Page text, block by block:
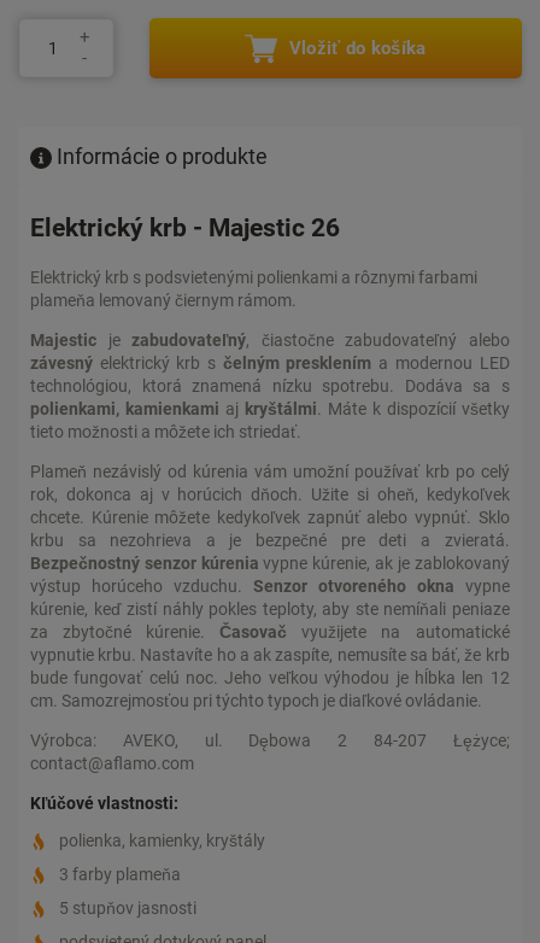
Vložiť do košíka
Informácie o produkte
Elektrický krb - Majestic 26
Elektrický krb s podsvietenými polienkami a rôznymi farbami
plameňa lemovaný čiernym rámom.
Majestic jezabudovateľný, čiastočne zabudovateľný alebo
závesný elektrický krb s čelným presklením a modernou LED
technológiou, ktorá znamená nízku spotrebu. Dodáva sa s
polienkami, kamienkami aj kryštálmi . Máte k dispozícií všetky
tieto možnosti a môžete ich striedať.
Plameň nezávislý od kúrenia vám umožní používať krb po celý
rok, dokonca aj v horúcich dňoch. Užite si oheň, kedykoľvek
chcete. Kúrenie môžete kedykoľvek zapnúť alebo vypnúť. Sklo
krbu sa nezohrieva a je bezpečné pre deti a zvieratá.
Bezpečnostný senzor kúrenia vypne kúrenie, ak je zablokovaný
výstup horúceho vzduchu. Senzor otvoreného okna vypne
kúrenie, keď zistí náhly pokles teploty, aby ste nemíňali peniaze
za zbytočné kúrenie.Časovač využijete na automatické
vypnutie krbu. Nastavíte ho a ak zaspíte, nemusíte sa báť, že krb
bude fungovať celú noc. Jeho veľkou výhodou je hĺbka len 12
cm. Samozrejmosťou pri týchto typoch je diaľkové ovládanie.
Výrobca: AVEKO, ul. Dębowa 2 84-207 Łężyce;
contact@aflamo.com
Kľúčové vlastnosti:
polienka, kamienky, kryštály
3 farby plameňa
5 stupňov jasnosti